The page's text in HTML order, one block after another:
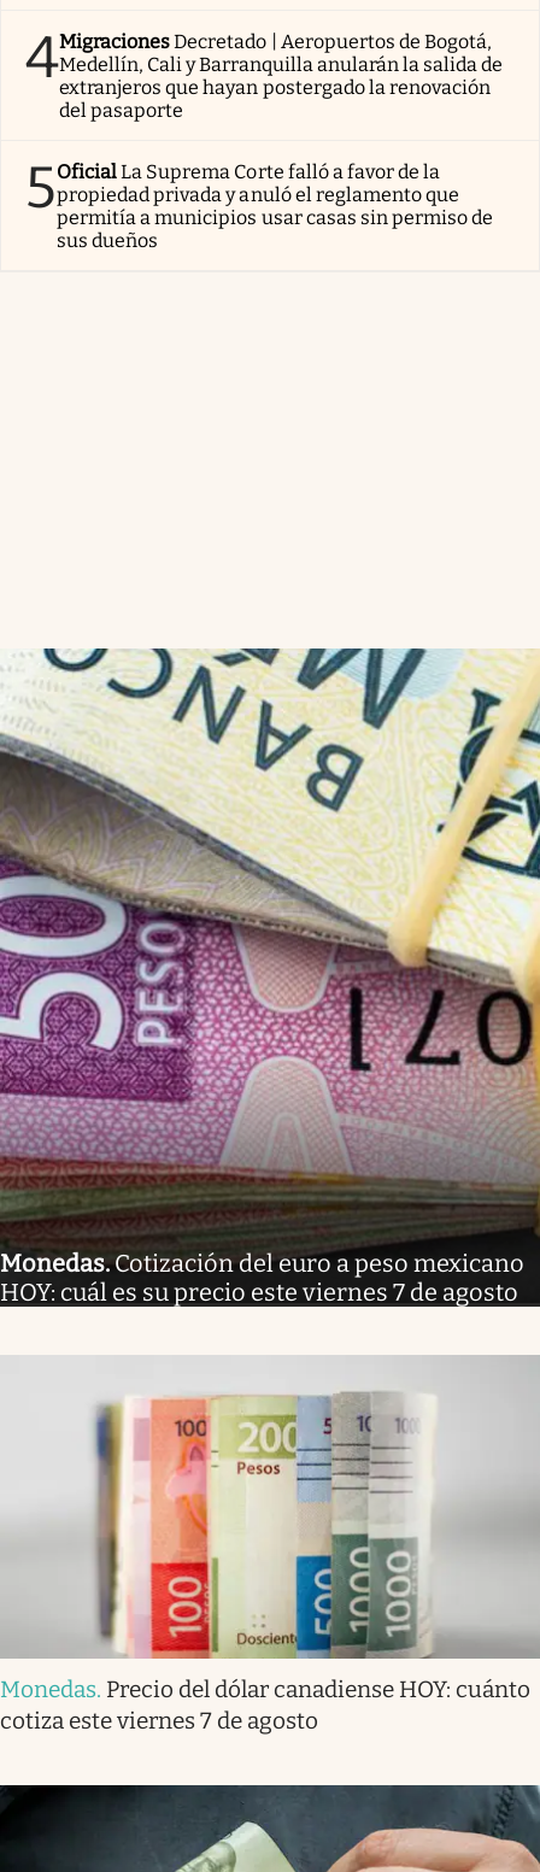
4MigracionesDecretado | Aeropuertos de Bogotá,
Medellín, Cali y Barranquilla anularán la salida de
extranjeros que hayan postergado la renovación
del pasaporte
5OficialLa Suprema Corte falló a favor de la
propiedad privada y anuló el reglamento que
permitía a municipios usar casas sin permiso de
sus dueños
Monedas.Cotización del euro a peso mexicano
HOY: cuál es su precio este viernes 7 de agosto
Monedas. Precio del dólar canadiense HOY: cuánto
cotiza este viernes 7 de agosto